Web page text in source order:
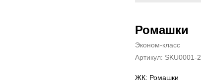
Ромашки
Эконом-класс
Артикул: SKU0001-2
ЖК: Ромашки